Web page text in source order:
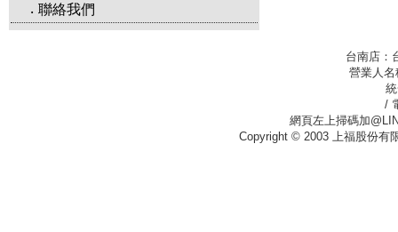
‧ 聯絡我們
台南店：
營業人
/
網頁左上掃碼加
Copyright © 2003 上福股份有